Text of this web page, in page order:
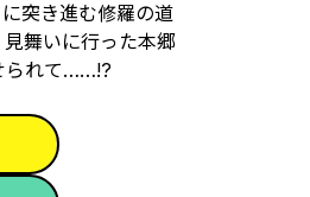
突き進む修羅の道
舞いに行った本郷
られて……!?